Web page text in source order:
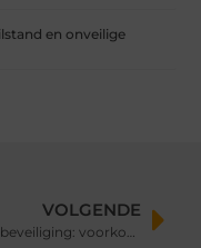
en onveilige
VOLGENDE
Aanrijdbeveiliging: voorkom schade, stilstand en onveilige situaties op de werkvloer